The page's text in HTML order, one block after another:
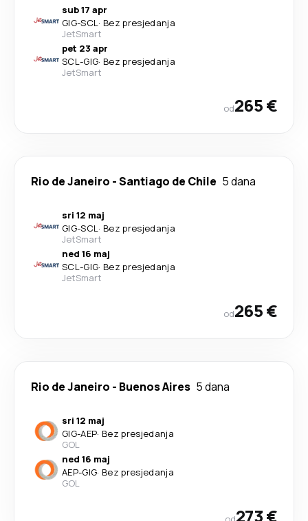
sub 17 apr
GIG-SCL· Bez presjedanja
JetSmart
pet 23 apr
SCL-GIG· Bez presjedanja
JetSmart
od265 €
Rio de Janeiro -Santiago de Chile 5 dana
sri 12 maj
GIG-SCL· Bez presjedanja
JetSmart
ned 16 maj
SCL-GIG· Bez presjedanja
JetSmart
od265 €
Rio de Janeiro - Buenos Aires 5 dana
sri 12 maj
GIG-AEP· Bez presjedanja
GOL
ned 16 maj
AEP-GIG· Bez presjedanja
GOL
273 €